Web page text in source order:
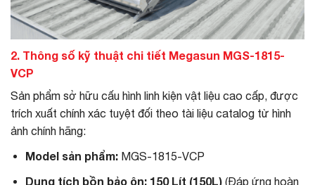
2. Thông số kỹ thuật chi tiết Megasun MGS-1815-
VCP
Sản phẩm sở hữu cấu hình linh kiện vật liệu cao cấp, được
trích xuất chính xác tuyệt đối theo tài liệu catalog từ hình
ảnh chính hãng:
Model sản phẩm:MGS-1815-VCP
Dung tích bồn bảo ôn: 150 Lít (150L)(Đáp ứng hoàn